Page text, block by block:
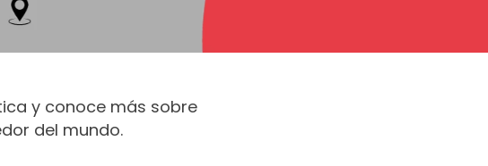
y conoce más sobre
del mundo.